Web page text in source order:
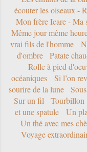
écouter les oiseaux -
Mon frère Icare - Ma
Même jour même
vrai fils de l'homme
d'ombre
Patate
Rolle à pied
océaniques
Si l’on
sourire de la lune
Sur un fil
Tourbillon
et une spatule
Un
Un thé avec mes
Voyage